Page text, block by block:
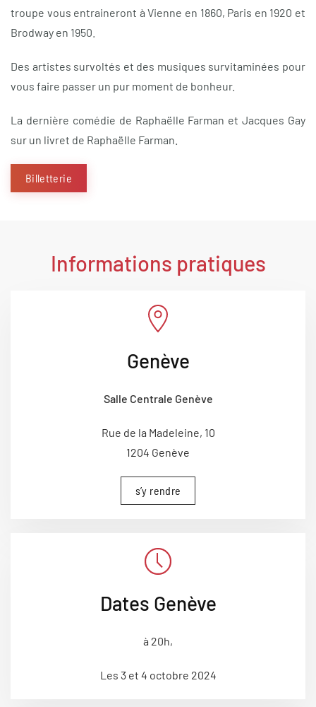
troupe vous entraineront à Vienne en 1860, Paris en 1920 et
Brodway en 1950.
Des artistes survoltés et des musiques survitaminées pour
vous faire passer un pur moment de bonheur.
La dernière comédie de Raphaëlle Farman et Jacques Gay
sur un livret de Raphaëlle Farman.
Billetterie
Informations pratiques
Genève
Salle Centrale Genève
Rue de la Madeleine, 10
1204 Genève
s’y rendre
Dates Genève
à 20h,
Les 3 et 4 octobre 2024